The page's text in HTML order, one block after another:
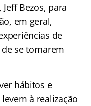
Bezos, para
em geral,
de
se tornarem
hábitos e
à realização